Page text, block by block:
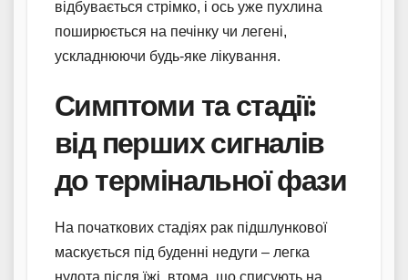
відбувається стрімко, і ось уже пухлина
поширюється на печінку чи легені,
ускладнюючи будь-яке лікування.
Симптоми та стадії:
від перших сигналів
до термінальної фази
На початкових стадіях рак підшлункової
маскується під буденні недуги – легка